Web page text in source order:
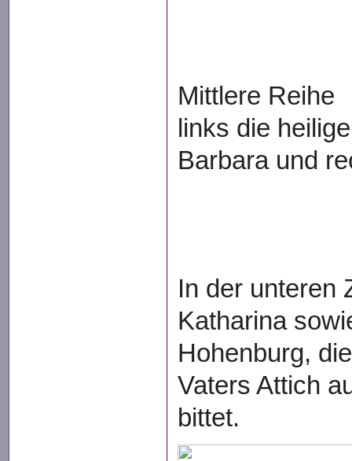
Mittlere Reihe
links die heilige
Barbara und
In der unteren
Katharina
Hohenburg,
Vaters Attich
bittet.